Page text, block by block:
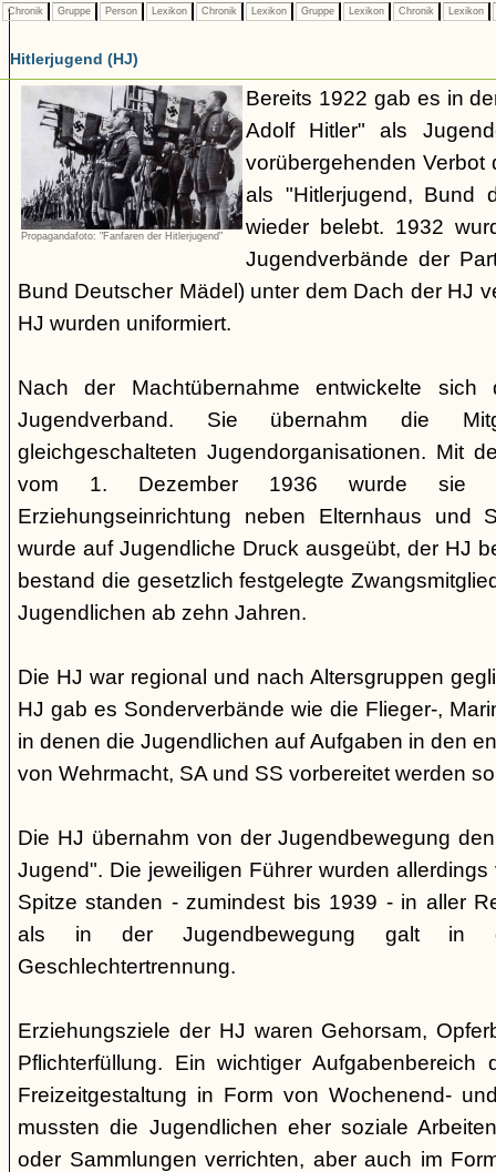
Chronik Gruppe Person Lexikon Chronik Lexikon Gruppe Lexikon Chronik Lexikon
Hitlerjugend (HJ)
Propagandafoto: "Fanfaren der Hitlerjugend"
Bereits 1922 gab es in
Adolf Hitler" als
vorübergehenden Verbot
als "Hitlerjugend, Bund
wieder belebt. 1932
Jugendverbände der
Bund Deutscher Mädel) unter dem Dach der HJ
HJ wurden uniformiert.
Nach der Machtübernahme entwickelte
Jugendverband. Sie übernahm die
gleichgeschalteten Jugendorganisationen. Mit
vom 1. Dezember 1936 wurde sie
Erziehungseinrichtung neben Elternhaus und
wurde auf Jugendliche Druck ausgeübt, der HJ
bestand die gesetzlich festgelegte
Jugendlichen ab zehn Jahren.
Die HJ war regional und nach Altersgruppen
HJ gab es Sonderverbände wie die Flieger-,
in denen die Jugendlichen auf Aufgaben in den
von Wehrmacht, SA und SS vorbereitet werden
Die HJ übernahm von der Jugendbewegung
Jugend". Die jeweiligen Führer wurden
Spitze standen - zumindest bis 1939 - in aller
als in der Jugendbewegung galt in
Geschlechtertrennung.
Erziehungsziele der HJ waren Gehorsam,
Pflichterfüllung. Ein wichtiger
Freizeitgestaltung in Form von Wochenend-
mussten die Jugendlichen eher soziale
oder Sammlungen verrichten, aber auch im